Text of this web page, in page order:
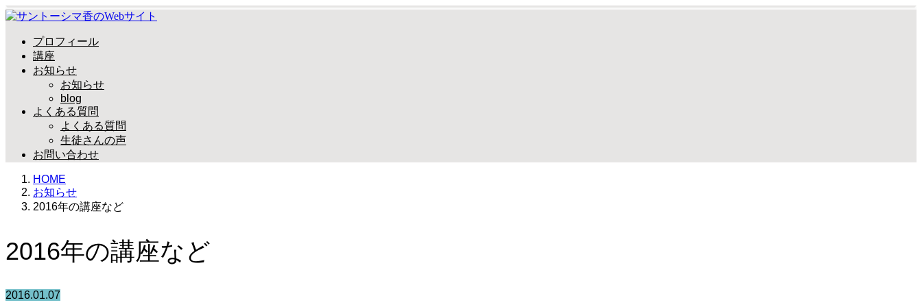
プロフィール
講座
お知らせ
お知らせ
blog
よくある質問
よくある質問
生徒さんの声
お問い合わせ
HOME
お知らせ
2016年の講座など
2016年の講座など
2016.01.07